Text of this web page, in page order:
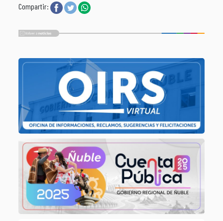
Compartir: